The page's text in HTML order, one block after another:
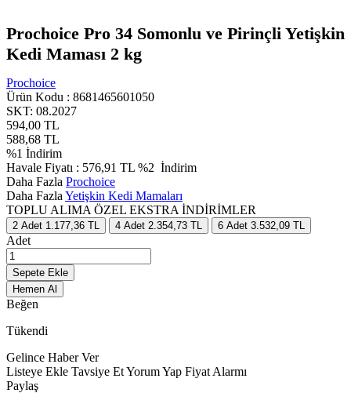
Prochoice Pro 34 Somonlu ve Pirinçli Yetişkin
Kedi Maması 2 kg
Prochoice
Ürün Kodu : 8681465601050
SKT: 08.2027
594,00 TL
588,68 TL
%1 İndirim
Havale Fiyatı : 576,91 TL %2 İndirim
Daha Fazla Prochoice
Daha Fazla Yetişkin Kedi Mamaları
TOPLU ALIMA ÖZEL EKSTRA İNDİRİMLER
2 Adet 1.177,36 TL 4 Adet 2.354,73 TL 6 Adet 3.532,09 TL
Adet
Sepete Ekle
Hemen Al
Beğen
Tükendi
Gelince Haber Ver
Listeye Ekle Tavsiye EtYorum Yap Fiyat Alarmı
Paylaş